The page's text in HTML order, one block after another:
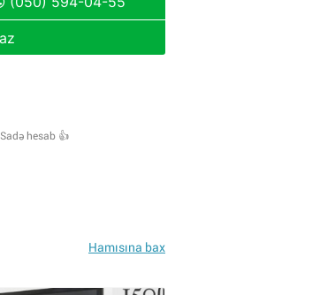
Sadə hesab 👍
Hamısına bax